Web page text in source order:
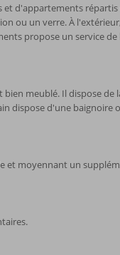
d'appartements
ou un verre. À
propose un service
meublé. Il dispose
dispose d'une
et moyennant un